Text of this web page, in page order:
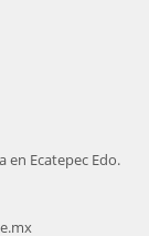
en Ecatepec Edo.